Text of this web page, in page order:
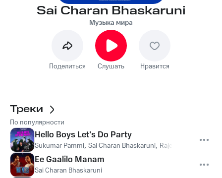
Sai Charan Bhaskaruni
Музыка мира
Поделиться Слушать Нравится
Треки
По популярности
Hello Boys Let's Do Party
Sukumar Pammi, Sai Charan Bhaskaruni, Rajesh Lokanadam
Ee Gaalilo Manam
Sai Charan Bhaskaruni